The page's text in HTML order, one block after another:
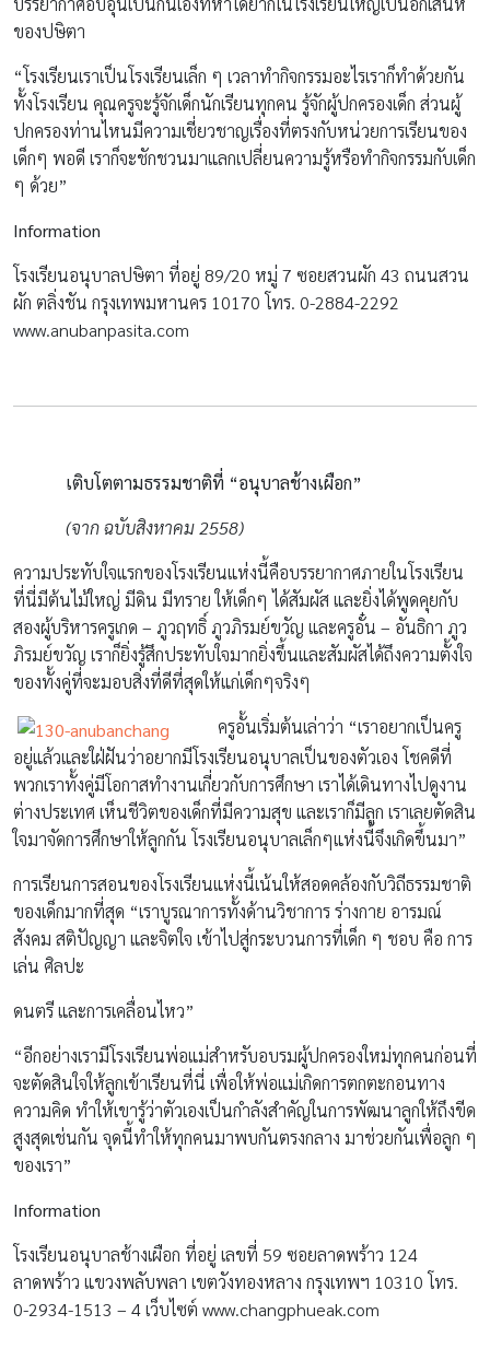
ของปษิตา
“โรงเรียนเราเป็นโรงเรียนเล็ก ๆ เวลาทำกิจกรรมอะไรเราก็ทำด้วยกัน
ทั้งโรงเรียน คุณครูจะรู้จักเด็กนักเรียนทุกคน รู้จักผู้ปกครองเด็ก ส่วนผู้
ปกครองท่านไหนมีความเชี่ยวชาญเรื่องที่ตรงกับหน่วยการเรียนของ
เด็กๆ พอดี เราก็จะชักชวนมาแลกเปลี่ยนความรู้หรือทำกิจกรรมกับเด็ก
ๆ ด้วย”
Information
โรงเรียนอนุบาลปษิตา ที่อยู่ 89/20 หมู่ 7 ซอยสวนผัก 43 ถนนสวน
ผัก ตลิ่งชัน กรุงเทพมหานคร 10170 โทร. 0-2884-2292
www.anubanpasita.com
เติบโตตามธรรมชาติที่ “อนุบาลช้างเผือก”
(จาก ฉบับสิงหาคม 2558)
ความประทับใจแรกของโรงเรียนแห่งนี้คือบรรยากาศภายในโรงเรียน
ที่นี่มีต้นไม้ใหญ่ มีดิน มีทราย ให้เด็กๆ ได้สัมผัส และยิ่งได้พูดคุยกับ
สองผู้บริหารครูเกด – ภูวฤทธิ์ ภูวภิรมย์ขวัญ และครูอั๋น – อันธิกา ภูว
ภิรมย์ขวัญ เราก็ยิ่งรู้สึกประทับใจมากยิ่งขึ้นและสัมผัสได้ถึงความตั้งใจ
ของทั้งคู่ที่จะมอบสิ่งที่ดีที่สุดให้แก่เด็กๆจริงๆ
ครูอั้นเริ่มต้นเล่าว่า “เราอยากเป็นครู
อยู่แล้วและใฝ่ฝันว่าอยากมีโรงเรียนอนุบาลเป็นของตัวเอง โชคดีที่
พวกเราทั้งคู่มีโอกาสทำงานเกี่ยวกับการศึกษา เราได้เดินทางไปดูงาน
ต่างประเทศ เห็นชีวิตของเด็กที่มีความสุข และเราก็มีลูก เราเลยตัดสิน
ใจมาจัดการศึกษาให้ลูกกัน โรงเรียนอนุบาลเล็กๆแห่งนี้จึงเกิดขึ้นมา”
การเรียนการสอนของโรงเรียนแห่งนี้เน้นให้สอดคล้องกับวิถีธรรมชาติ
ของเด็กมากที่สุด “เราบูรณาการทั้งด้านวิชาการ ร่างกาย อารมณ์
สังคม สติปัญญา และจิตใจ เข้าไปสู่กระบวนการที่เด็ก ๆ ชอบ คือ การ
เล่น ศิลปะ
ดนตรี และการเคลื่อนไหว”
“อีกอย่างเรามีโรงเรียนพ่อแม่สำหรับอบรมผู้ปกครองใหม่ทุกคนก่อนที่
จะตัดสินใจให้ลูกเข้าเรียนที่นี่ เพื่อให้พ่อแม่เกิดการตกตะกอนทาง
ความคิด ทำให้เขารู้ว่าตัวเองเป็นกำลังสำคัญในการพัฒนาลูกให้ถึงขีด
สูงสุดเช่นกัน จุดนี้ทำให้ทุกคนมาพบกันตรงกลาง มาช่วยกันเพื่อลูก ๆ
ของเรา”
Information
โรงเรียนอนุบาลช้างเผือก ที่อยู่ เลขที่ 59 ซอยลาดพร้าว 124
ลาดพร้าว แขวงพลับพลา เขตวังทองหลาง กรุงเทพฯ 10310 โทร.
0-2934-1513 – 4 เว็บไซต์ www.changphueak.com